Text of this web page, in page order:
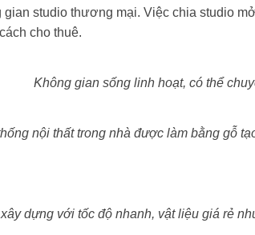
gian studio thương mại. Việc chia studio
cho thuê.
Không gian sống linh hoạt, có thể
nội thất trong nhà được làm bằng gỗ
dựng với tốc độ nhanh, vật liệu giá rẻ